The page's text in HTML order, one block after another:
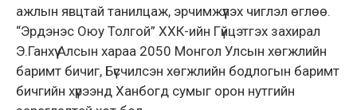
ажлын явцтай танилцаж, эрчимжүүлэх чиглэл өглөө.
“Эрдэнэс Оюу Толгой” ХХК-ийн Гүйцэтгэх захирал
Э.Ганхүү Алсын хараа 2050 Монгол Улсын хөгжлийн
баримт бичиг, Бүсчилсэн хөгжлийн бодлогын баримт
бичгийн хүрээнд Ханбогд сумыг орон нутгийн